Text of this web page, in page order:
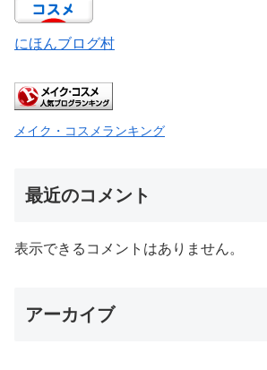
にほんブログ村
メイク・コスメランキング
最近のコメント
表示できるコメントはありません。
アーカイブ